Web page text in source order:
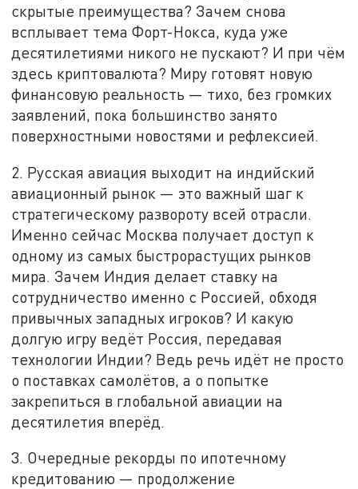
скрытые преимущества? Зачем снова
всплывает тема Форт-Нокса, куда уже
десятилетиями никого не пускают? И при чём
здесь криптовалюта? Миру готовят новую
финансовую реальность — тихо, без громких
заявлений, пока большинство занято
поверхностными новостями и рефлексией.
2. Русская авиация выходит на индийский
авиационный рынок — это важный шаг к
стратегическому развороту всей отрасли.
Именно сейчас Москва получает доступ к
одному из самых быстрорастущих рынков
мира. Зачем Индия делает ставку на
сотрудничество именно с Россией, обходя
привычных западных игроков? И какую
долгую игру ведёт Россия, передавая
технологии Индии? Ведь речь идёт не просто
о поставках самолётов, а о попытке
закрепиться в глобальной авиации на
десятилетия вперёд.
3. Очередные рекорды по ипотечному
кредитованию — продолжение